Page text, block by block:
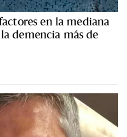
en la mediana
demencia más de